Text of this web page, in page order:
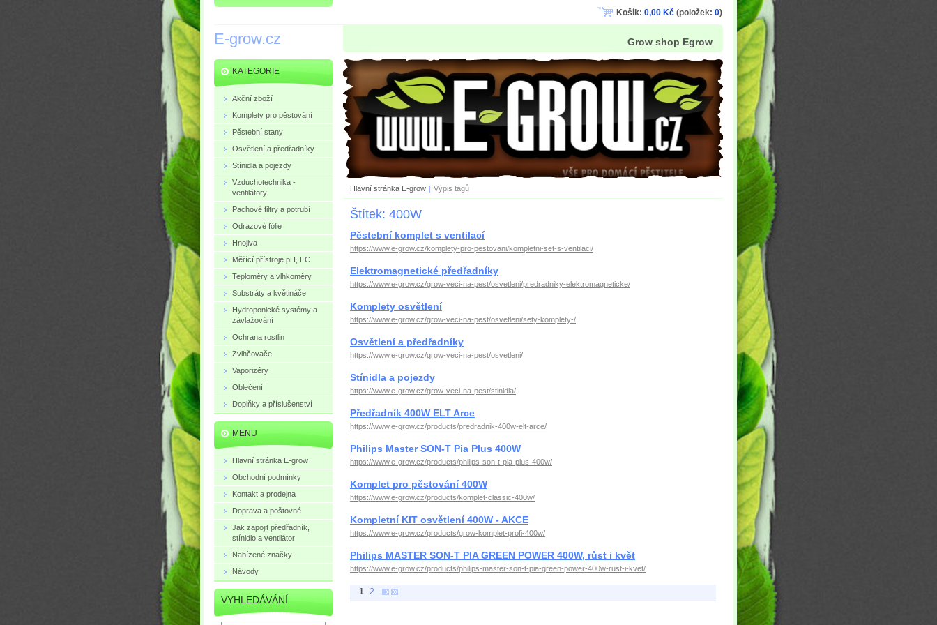
E-grow.cz Grow shop Egrow
Hlavní stránka E-grow | Výpis tagů
Štítek: 400W
Pěstební komplet s ventilací
https://www.e-grow.cz/komplety-pro-pestovani/kompletni-set-s-ventilaci/
Elektromagnetické předřadníky
https://www.e-grow.cz/grow-veci-na-pest/osvetleni/predradniky-elektromagneticke/
Komplety osvětlení
https://www.e-grow.cz/grow-veci-na-pest/osvetleni/sety-komplety-/
Osvětlení a předřadníky
https://www.e-grow.cz/grow-veci-na-pest/osvetleni/
Stínidla a pojezdy
https://www.e-grow.cz/grow-veci-na-pest/stinidla/
Předřadník 400W ELT Arce
https://www.e-grow.cz/products/predradnik-400w-elt-arce/
Philips Master SON-T Pia Plus 400W
https://www.e-grow.cz/products/philips-son-t-pia-plus-400w/
Komplet pro pěstování 400W
https://www.e-grow.cz/products/komplet-classic-400w/
Kompletní KIT osvětlení 400W - AKCE
https://www.e-grow.cz/products/grow-komplet-profi-400w/
Philips MASTER SON-T PIA GREEN POWER 400W, růst i květ
https://www.e-grow.cz/products/philips-master-son-t-pia-green-power-400w-rust-i-kvet/
1 2
KATEGORIE
Akční zboží
Komplety pro pěstování
Pěstební stany
Osvětlení a předřadníky
Stínidla a pojezdy
Vzduchotechnika -
ventilátory
Pachové filtry a potrubí
Odrazové fólie
Hnojiva
Měřící přístroje pH, EC
Teploměry a vlhkoměry
Substráty a květináče
Hydroponické systémy a
závlažování
Ochrana rostlin
Zvlhčovače
Vaporizéry
Oblečení
Doplňky a příslušenství
MENU
Hlavní stránka E-grow
Obchodní podmínky
Kontakt a prodejna
Doprava a poštovné
Jak zapojit předřadník,
stínidlo a ventilátor
Nabízené značky
Návody
VYHLEDÁVÁNÍ
Košík: 0,00 Kč (položek: 0)